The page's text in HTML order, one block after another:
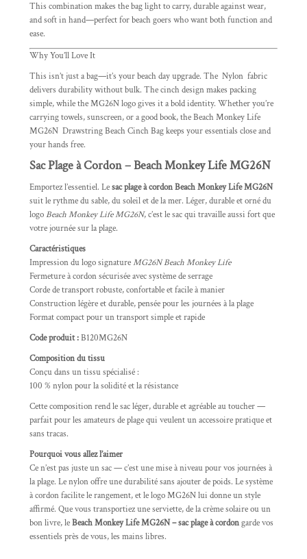
This combination makes the bag light to carry, durable against wear,
and soft in hand—perfect for beach goers who want both function and
ease.
Why You’ll Love It
This isn’t just a bag—it’s your beach day upgrade. The Nylon fabric
delivers durability without bulk. The cinch design makes packing
simple, while the MG26N logo gives it a bold identity. Whether you’re
carrying towels, sunscreen, or a good book, the Beach Monkey Life
MG26N Drawstring Beach Cinch Bag keeps your essentials close and
your hands free.
Sac Plage à Cordon – Beach Monkey Life MG26N
Emportez l’essentiel. Lesac plage à cordon Beach Monkey Life MG26N
suit le rythme du sable, du soleil et de la mer. Léger, durable et orné du
logoBeach Monkey Life MG26N, c’est le sac qui travaille aussi fort que
votre journée sur la plage.
Caractéristiques
Impression du logo signatureMG26N Beach Monkey Life
Fermeture à cordon sécurisée avec système de serrage
Corde de transport robuste, confortable et facile à manier
Construction légère et durable, pensée pour les journées à la plage
Format compact pour un transport simple et rapide
Code produit :B120MG26N
Composition du tissu
Conçu dans un tissu spécialisé :
100 % nylon pour la solidité et la résistance
Cette composition rend le sac léger, durable et agréable au toucher —
parfait pour les amateurs de plage qui veulent un accessoire pratique et
sans tracas.
Pourquoi vous allez l’aimer
Ce n’est pas juste un sac — c’est une mise à niveau pour vos journées à
la plage. Le nylon offre une durabilité sans ajouter de poids. Le système
à cordon facilite le rangement, et le logo MG26N lui donne un style
affirmé. Que vous transportiez une serviette, de la crème solaire ou un
bon livre, leBeach Monkey Life MG26N – sac plage à cordongarde vos
essentiels près de vous, les mains libres.